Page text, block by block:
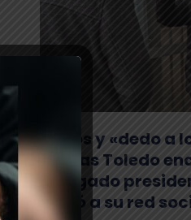
Gritos y «dedo a
Matías Toledo
delegado
subió a su red